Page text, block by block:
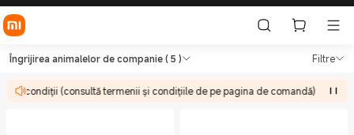
Shop Sănătate & Fitness
Îngrijirea animalelor de companie( 5 ) Filtre
condiții (consultă termenii și condițiile de pe pagina de comandă)
Shop Sănătate & Fitness Îngrijirea